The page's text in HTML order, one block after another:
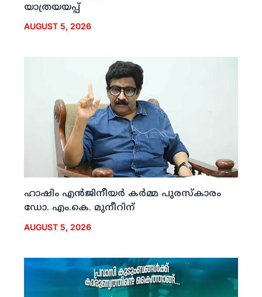
യാത്രയയപ്പ്
AUGUST 5, 2026
ഹാഷിം എന്‍ജിനീയര്‍ കര്‍മ്മ പുരസ്‌കാരം
ഡോ. എം.കെ. മുനീറിന്
AUGUST 5, 2026